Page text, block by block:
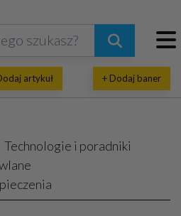
artykuł + Dodaj baner
Technologie i poradniki